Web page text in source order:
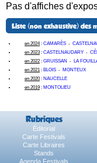
Pas d'affiches
Liste (non exhaustive)
en 2024: CAMARÈS -
en 2023 : CASTELNAUDARY -
en 2022 : GRUISSAN - LA
en 2021 : BLOIS - MONTEUX
en 2020: NAUCELLE
en 2019 : MONTOLIEU
Rubriques
Éditorial
Carte Festivals
Carte Libraires
Stands
Agenda Festivals